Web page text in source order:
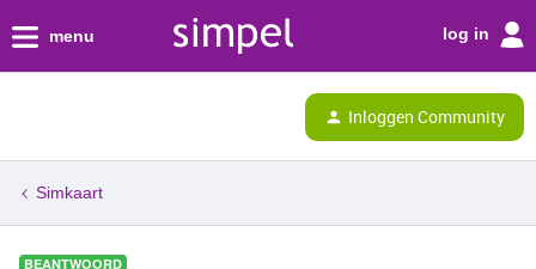
menu log in
Inloggen Community
Simkaart
BEANTWOORD